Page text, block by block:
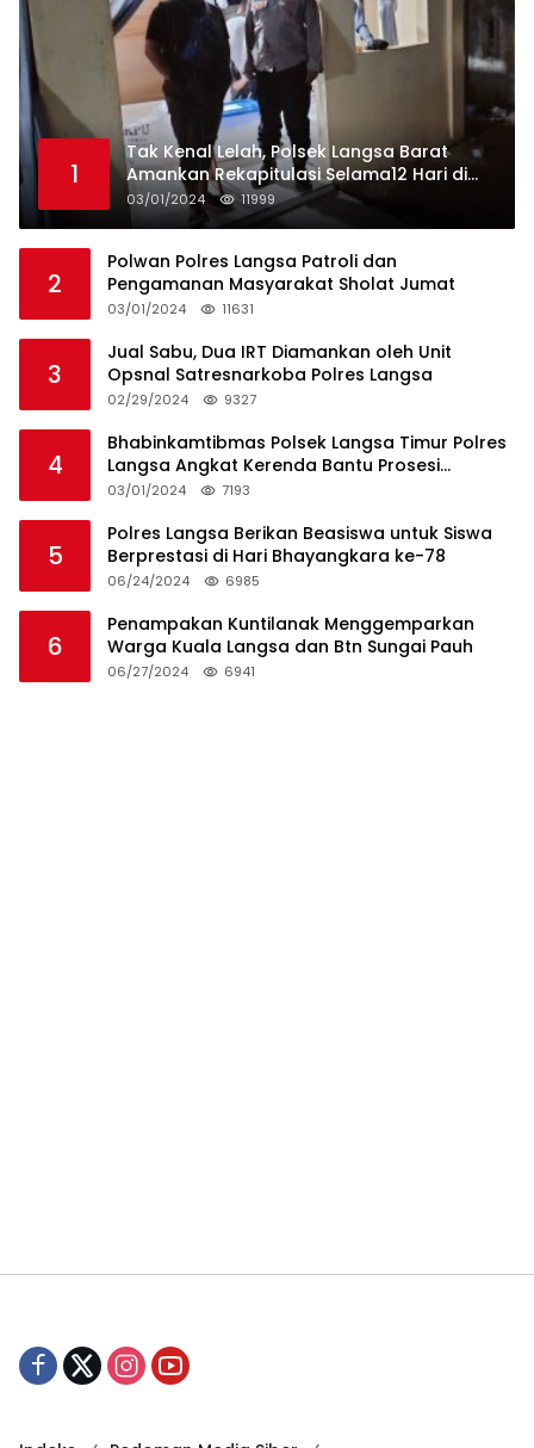
1
Tak Kenal Lelah, Polsek Langsa Barat
Amankan Rekapitulasi Selama12 Hari di
Kecamatan Baro
03/01/2024 11999
2
Polwan Polres Langsa Patroli dan
Pengamanan Masyarakat Sholat Jumat
03/01/2024 11631
3
Jual Sabu, Dua IRT Diamankan oleh Unit
Opsnal Satresnarkoba Polres Langsa
02/29/2024 9327
4
Bhabinkamtibmas Polsek Langsa Timur Polres
Langsa Angkat Kerenda Bantu Prosesi
Pemakaman Warga
03/01/2024 7193
5
Polres Langsa Berikan Beasiswa untuk Siswa
Berprestasi di Hari Bhayangkara ke-78
06/24/2024 6985
6
Penampakan Kuntilanak Menggemparkan
Warga Kuala Langsa dan Btn Sungai Pauh
06/27/2024 6941